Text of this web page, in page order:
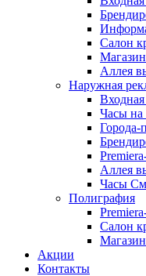
Салон
Аллея
Наружная
Часы на
Города-
Аллея
Часы
Полиграфия
Салон
Акции
Контакты